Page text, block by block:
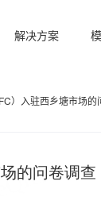
解决方案
）入驻西乡塘市场的